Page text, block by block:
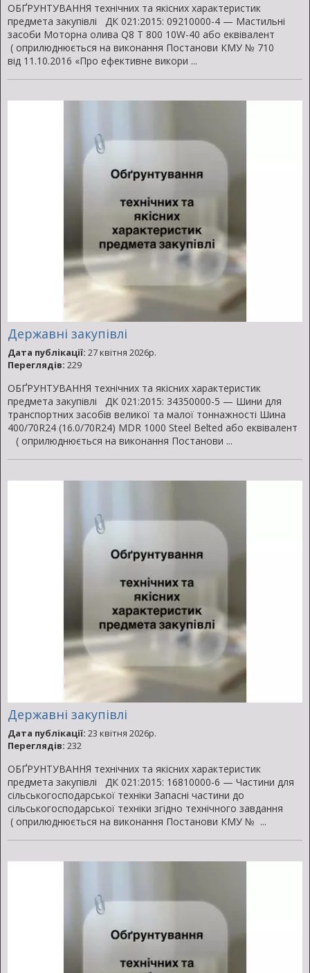
ОБҐРУНТУВАННЯ технічних та якісних характеристик
предмета закупівлі ДК 021:2015: 09210000-4 — Мастильні
засоби Моторна олива Q8 T 800 10W-40 або еквівалент
( оприлюднюється на виконання Постанови КМУ № 710
від 11.10.2016 «Про ефективне викори ...
Державні закупівлі
Дата публікації: 27 квітня 2026р.
Переглядів: 229
ОБҐРУНТУВАННЯ технічних та якісних характеристик
предмета закупівлі ДК 021:2015: 34350000-5 — Шини для
транспортних засобів великої та малої тоннажності Шина
400/70R24 (16.0/70R24) MDR 1000 Steel Belted або еквівалент
( оприлюднюється на виконання Постанови ...
Державні закупівлі
Дата публікації: 23 квітня 2026р.
Переглядів: 232
ОБҐРУНТУВАННЯ технічних та якісних характеристик
предмета закупівлі ДК 021:2015: 16810000-6 — Частини для
сільськогосподарської техніки Запасні частини до
сільськогосподарської техніки згідно технічного завдання
( оприлюднюється на виконання Постанови КМУ № ...